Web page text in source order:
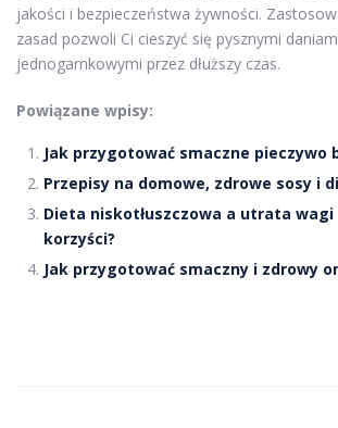
jakości i bezpieczeństwa żywności.
zasad pozwoli Ci cieszyć się pysznymi
jednogarnkowymi przez dłuższy czas.
Powiązane wpisy:
Jak przygotować smaczne pieczywo
Przepisy na domowe, zdrowe sosy i
Dieta niskotłuszczowa a utrata wagi
korzyści?
Jak przygotować smaczny i zdrowy